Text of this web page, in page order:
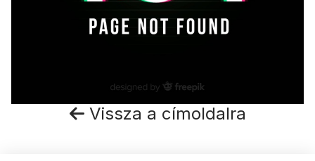
Vissza a címoldalra